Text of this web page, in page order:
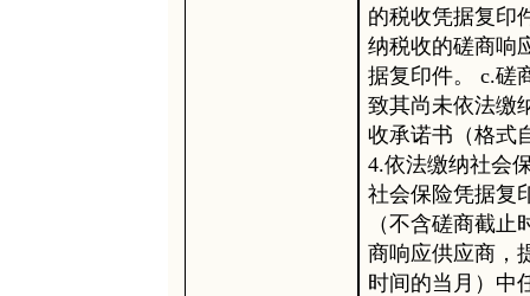
的税收凭据复印
纳税收的磋商响
据复印件。 c.磋
致其尚未依法缴
收承诺书（格式
4.依法缴纳社会
社会保险凭据复
（不含磋商截
商响应供应商，
时间的当月）中